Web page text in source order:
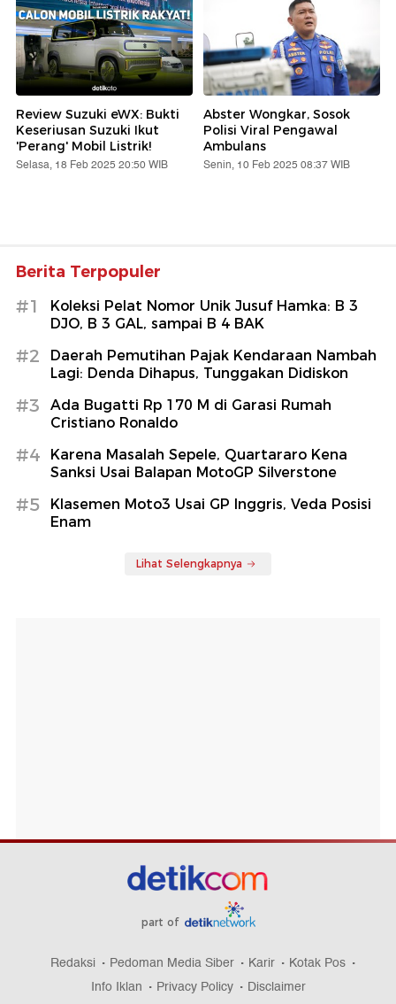
Review Suzuki eWX: Bukti
Keseriusan Suzuki Ikut
'Perang' Mobil Listrik!
Selasa, 18 Feb 2025 20:50 WIB
Abster Wongkar, Sosok
Polisi Viral Pengawal
Ambulans
Senin, 10 Feb 2025 08:37 WIB
Berita Terpopuler
#1
Koleksi Pelat Nomor Unik Jusuf Hamka: B 3
DJO, B 3 GAL, sampai B 4 BAK
#2
Daerah Pemutihan Pajak Kendaraan Nambah
Lagi: Denda Dihapus, Tunggakan Didiskon
#3
Ada Bugatti Rp 170 M di Garasi Rumah
Cristiano Ronaldo
#4
Karena Masalah Sepele, Quartararo Kena
Sanksi Usai Balapan MotoGP Silverstone
#5
Klasemen Moto3 Usai GP Inggris, Veda Posisi
Enam
Lihat Selengkapnya
part of
Redaksi Pedoman Media Siber Karir
Kotak Pos
Info Iklan
Privacy Policy Disclaimer